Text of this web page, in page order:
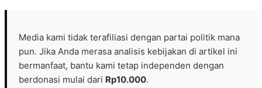
Media kami tidak terafiliasi dengan partai politik mana
pun. Jika Anda merasa analisis kebijakan di artikel ini
bermanfaat, bantu kami tetap independen dengan
berdonasi mulai dari Rp10.000.